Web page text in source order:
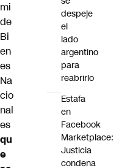
mi
de
Bi
en
es
Na
cio
nal
es
qu
e
despeje
el
lado
argentino
para
reabrirlo
Estafa
en
Facebook
Marketplace:
Justicia
condena